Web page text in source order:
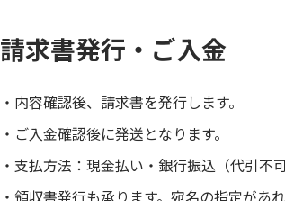
請求書発行・ご入金
内容確認後、請求書を発行します。
ご入金確認後に発送となります。
支払方法：現金払い・銀行振込（代引不可